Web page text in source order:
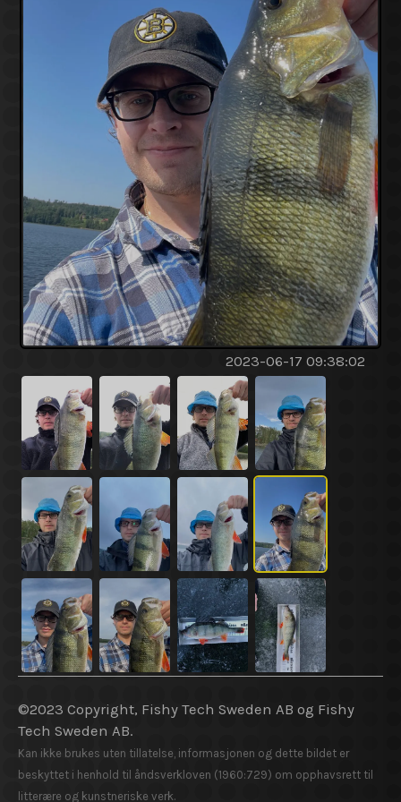
2023-06-17 09:38:02
©2023 Copyright, Fishy Tech Sweden AB og Fishy
Tech Sweden AB.
Kan ikke brukes uten tillatelse, informasjonen og dette bildet er
beskyttet i henhold til åndsverkloven (1960:729) om opphavsrett til
litterære og kunstneriske verk.